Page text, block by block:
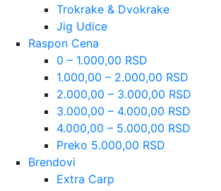
Trokrake & Dvokrake
Jig Udice
Raspon Cena
0 – 1.000,00 RSD
1.000,00 – 2.000,00 RSD
2.000,00 – 3.000,00 RSD
3.000,00 – 4.000,00 RSD
4.000,00 – 5.000,00 RSD
Preko 5.000,00 RSD
Brendovi
Extra Carp